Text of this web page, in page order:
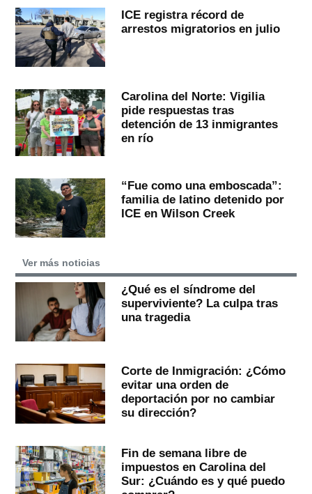
ICE registra récord de
arrestos migratorios en julio
Carolina del Norte: Vigilia
pide respuestas tras
detención de 13 inmigrantes
en río
“Fue como una emboscada”:
familia de latino detenido por
ICE en Wilson Creek
Ver más noticias
¿Qué es el síndrome del
superviviente? La culpa tras
una tragedia
Corte de Inmigración: ¿Cómo
evitar una orden de
deportación por no cambiar
su dirección?
Fin de semana libre de
impuestos en Carolina del
Sur: ¿Cuándo es y qué puedo